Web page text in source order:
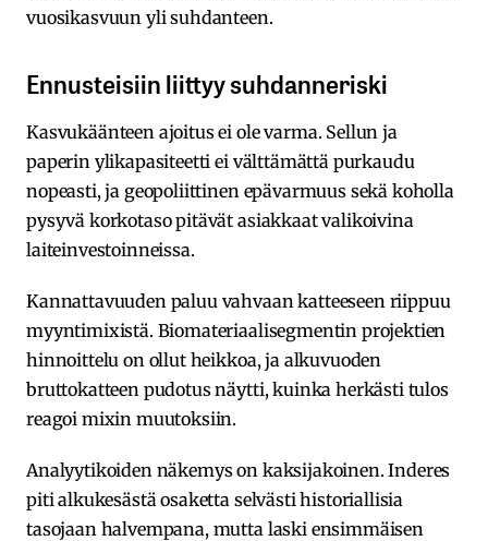
vuosikasvuun yli suhdanteen.
Ennusteisiin liittyy suhdanneriski
Kasvukäänteen ajoitus ei ole varma. Sellun ja
paperin ylikapasiteetti ei välttämättä purkaudu
nopeasti, ja geopoliittinen epävarmuus sekä koholla
pysyvä korkotaso pitävät asiakkaat valikoivina
laiteinvestoinneissa.
Kannattavuuden paluu vahvaan katteeseen riippuu
myyntimixistä. Biomateriaalisegmentin projektien
hinnoittelu on ollut heikkoa, ja alkuvuoden
bruttokatteen pudotus näytti, kuinka herkästi tulos
reagoi mixin muutoksiin.
Analyytikoiden näkemys on kaksijakoinen. Inderes
piti alkukesästä osaketta selvästi historiallisia
tasojaan halvempana, mutta laski ensimmäisen